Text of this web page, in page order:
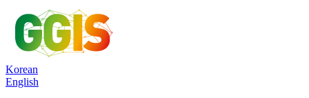
Korean
English